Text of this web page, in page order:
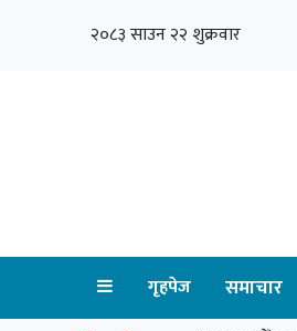
२०८३ साउन २२ शुक्रवार
गृहपेज समाचार